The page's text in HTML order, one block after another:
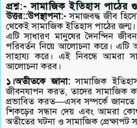
প্রশ্ন:- সামাজিক ইতিহাস
উত্তর::উপস্থাপনা:- সমাজবদ্ধ জীব
থেকেই সামাজিক ইতিহাস পাঠের
এটি সাধারণ মানুষের দৈনন্দিন
পরিবর্তন নিয়ে আলোচনা করে। এটি
সাহায্য করে। এই নিবন্ধে আমরা
আলোচনা করব।
১।অতীতকে জানা:সামাজিক
জীবনযাপন করত, তাদের সামাজিক
প্রভাবিত করত—এসব সম্পর্কে
শিকড়ের সন্ধান দেয় এবং আমরা
অতীতের ঘটনা ও সামাজিক প্রেক্ষাপট